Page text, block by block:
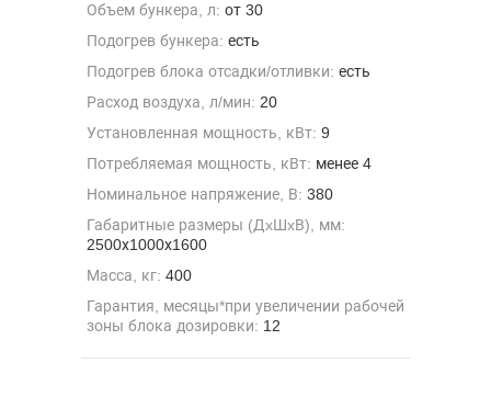
Объем бункера, л: от 30
Подогрев бункера: есть
Подогрев блока отсадки/отливки: есть
Расход воздуха, л/мин: 20
Установленная мощность, кВт: 9
Потребляемая мощность, кВт: менее 4
Номинальное напряжение, В: 380
Габаритные размеры (ДxШxВ), мм:
2500х1000х1600
Масса, кг: 400
Гарантия, месяцы*при увеличении рабочей
зоны блока дозировки: 12